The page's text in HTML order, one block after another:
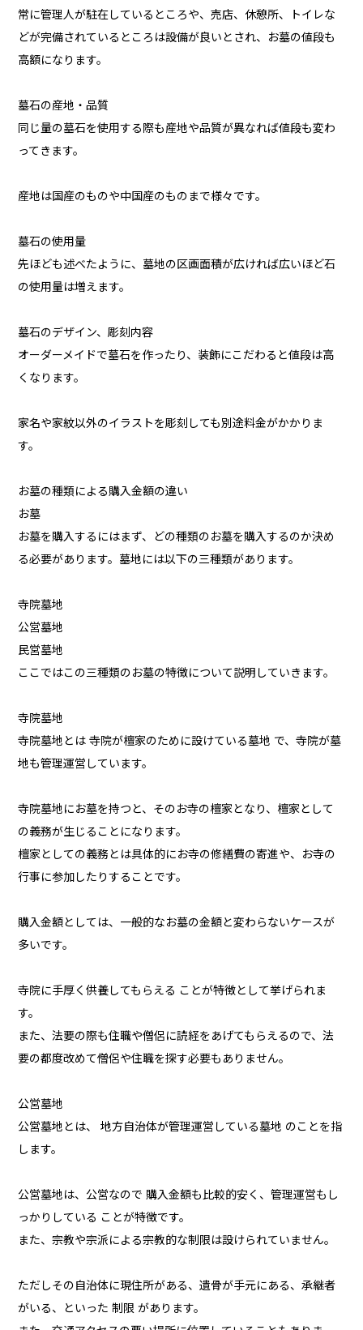
常に管理人が駐在しているところや、売店、休憩所、トイレな
どが完備されているところは設備が良いとされ、お墓の値段も
高額になります。
墓石の産地・品質
同じ量の墓石を使用する際も産地や品質が異なれば値段も変わ
ってきます。
産地は国産のものや中国産のものまで様々です。
墓石の使用量
先ほども述べたように、墓地の区画面積が広ければ広いほど石
の使用量は増えます。
墓石のデザイン、彫刻内容
オーダーメイドで墓石を作ったり、装飾にこだわると値段は高
くなります。
家名や家紋以外のイラストを彫刻しても別途料金がかかりま
す。
お墓の種類による購入金額の違い
お墓
お墓を購入するにはまず、どの種類のお墓を購入するのか決め
る必要があります。墓地には以下の三種類があります。
寺院墓地
公営墓地
民営墓地
ここではこの三種類のお墓の特徴について説明していきます。
寺院墓地
寺院墓地とは 寺院が檀家のために設けている墓地 で、寺院が墓
地も管理運営しています。
寺院墓地にお墓を持つと、そのお寺の檀家となり、檀家として
の義務が生じることになります。
檀家としての義務とは具体的にお寺の修繕費の寄進や、お寺の
行事に参加したりすることです。
購入金額としては、一般的なお墓の金額と変わらないケースが
多いです。
寺院に手厚く供養してもらえる ことが特徴として挙げられま
す。
また、法要の際も住職や僧侶に読経をあげてもらえるので、法
要の都度改めて僧侶や住職を探す必要もありません。
公営墓地
公営墓地とは、 地方自治体が管理運営している墓地 のことを指
します。
公営墓地は、公営なので 購入金額も比較的安く、管理運営もし
っかりしている ことが特徴です。
また、宗教や宗派による宗教的な制限は設けられていません。
ただしその自治体に現住所がある、遺骨が手元にある、承継者
がいる、といった 制限 があります。